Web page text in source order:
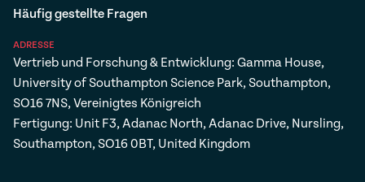
Häufig gestellte Fragen
ADRESSE
Vertrieb und Forschung & Entwicklung: Gamma House,
University of Southampton Science Park, Southampton,
SO16 7NS, Vereinigtes Königreich
Fertigung: Unit F3, Adanac North, Adanac Drive, Nursling,
Southampton, SO16 0BT, United Kingdom